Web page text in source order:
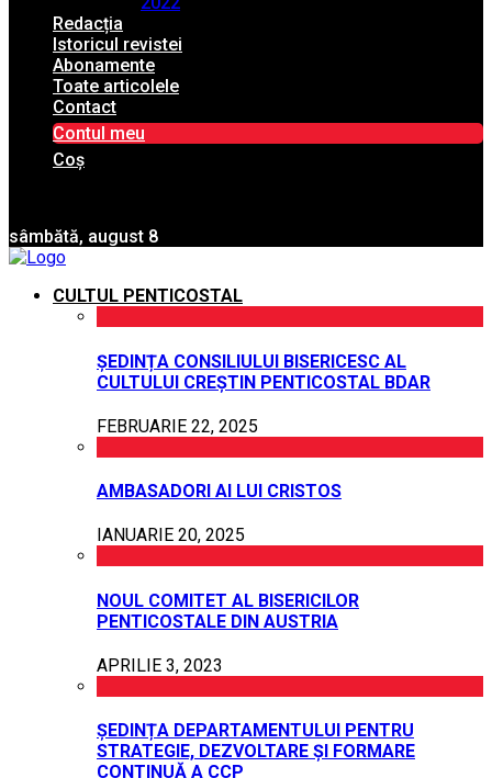
Redacția
Istoricul revistei
Abonamente
Toate articolele
Contact
Contul meu
Coș
sâmbătă, august 8
CULTUL PENTICOSTAL
ȘEDINȚA CONSILIULUI BISERICESC AL
CULTULUI CREȘTIN PENTICOSTAL BDAR
FEBRUARIE 22, 2025
AMBASADORI AI LUI CRISTOS
IANUARIE 20, 2025
NOUL COMITET AL BISERICILOR
PENTICOSTALE DIN AUSTRIA
APRILIE 3, 2023
ȘEDINȚA DEPARTAMENTULUI PENTRU
STRATEGIE, DEZVOLTARE ȘI FORMARE
CONTINUĂ A CCP